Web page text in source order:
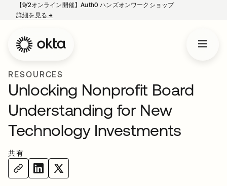
【9/2オンライン開催】Auth0 ハンズオンワークショップ
詳細を見る→
RESOURCES
Unlocking Nonprofit Board
Understanding for New
Technology Investments
共有